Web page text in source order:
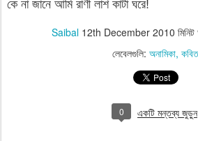
Saibal 12th December 2010
লেবেলগুলি: অনামিকা
0 একটি মন্তব্য জুড়ুন